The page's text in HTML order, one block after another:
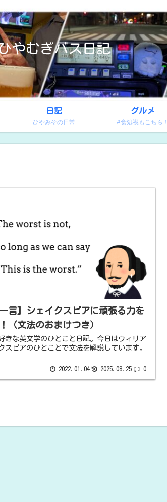
やむぎバス日記
日記
ひやみその日常
グルメ
#食処禊もこちら！
一言】シェイクスピアに頑張る力を
（文法のおまけつき）
きな英文学のひとこと日記。今日はウィリア
スピアのひとことで文法を解説しています。
2022.01.04 2025.08.25 0